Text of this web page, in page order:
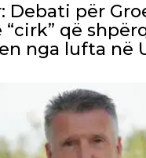
Debati për
që
nga lufta në